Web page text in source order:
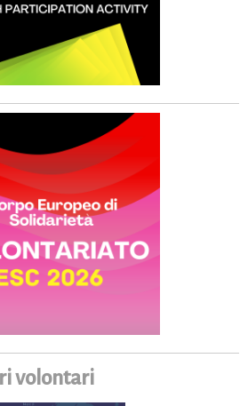
volontari